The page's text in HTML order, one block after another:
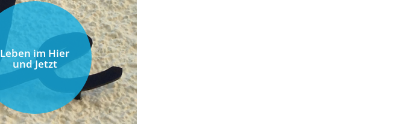
Leben im Hier
und Jetzt